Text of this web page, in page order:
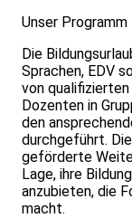
Unser Programm
Die
Sprachen, EDV
von
Dozenten in
den
durchgeführt.
geförderte
Lage, ihre
anzubieten, die
macht.